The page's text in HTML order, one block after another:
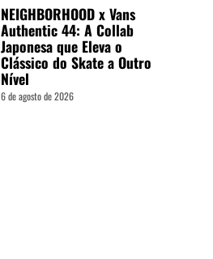
NEIGHBORHOOD x Vans
Authentic 44: A Collab
Japonesa que Eleva o
Clássico do Skate a Outro
Nível
6 de agosto de 2026